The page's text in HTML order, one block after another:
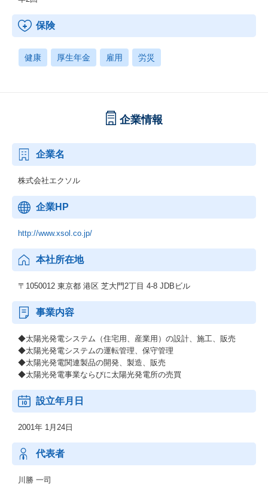
保険
健康 厚生年金 雇用 労災
企業情報
企業名
株式会社エクソル
企業HP
http://www.xsol.co.jp/
本社所在地
〒1050012 東京都 港区 芝大門2丁目 4-8 JDBビル
事業内容
◆太陽光発電システム（住宅用、産業用）の設計、施工、販売
◆太陽光発電システムの運転管理、保守管理
◆太陽光発電関連製品の開発、製造、販売
◆太陽光発電事業ならびに太陽光発電所の売買
設立年月日
2001年 1月24日
代表者
川勝 一司